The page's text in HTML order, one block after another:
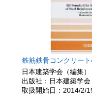
鉄筋鉄骨コンクリー
日本建築学会（編集）
出版社：日本建築学会
取扱開始日：2014/2/